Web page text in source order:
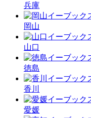
兵庫
岡山
山口
徳島
香川
愛媛